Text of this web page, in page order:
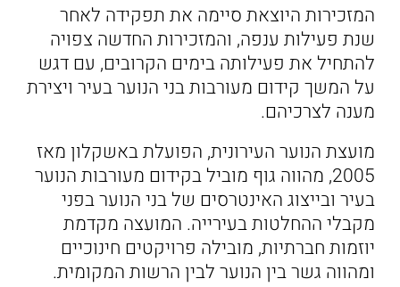
המזכירות היוצאת סיימה את תפקידה לאחר
שנת פעילות ענפה, והמזכירות החדשה צפויה
להתחיל את פעילותה בימים הקרובים, עם דגש
על המשך קידום מעורבות בני הנוער בעיר ויצירת
מענה לצרכיהם.
מועצת הנוער העירונית, הפועלת באשקלון מאז
2005, מהווה גוף מוביל בקידום מעורבות הנוער
בעיר ובייצוג האינטרסים של בני הנוער בפני
מקבלי ההחלטות בעירייה. המועצה מקדמת
יוזמות חברתיות, מובילה פרויקטים חינוכיים
ומהווה גשר בין הנוער לבין הרשות המקומית.